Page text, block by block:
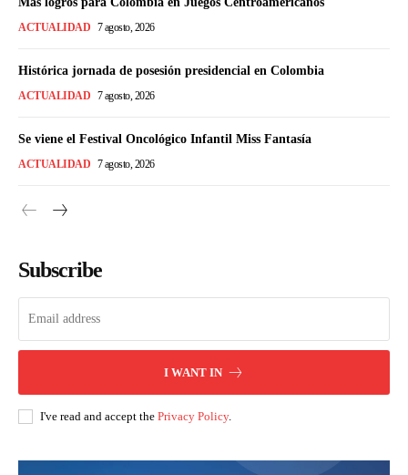
ACTUALIDAD 7 agosto, 2026
Histórica jornada de posesión presidencial en Colombia
ACTUALIDAD 7 agosto, 2026
Se viene el Festival Oncológico Infantil Miss Fantasía
ACTUALIDAD 7 agosto, 2026
Subscribe
I WANT IN
I've read and accept the Privacy Policy.